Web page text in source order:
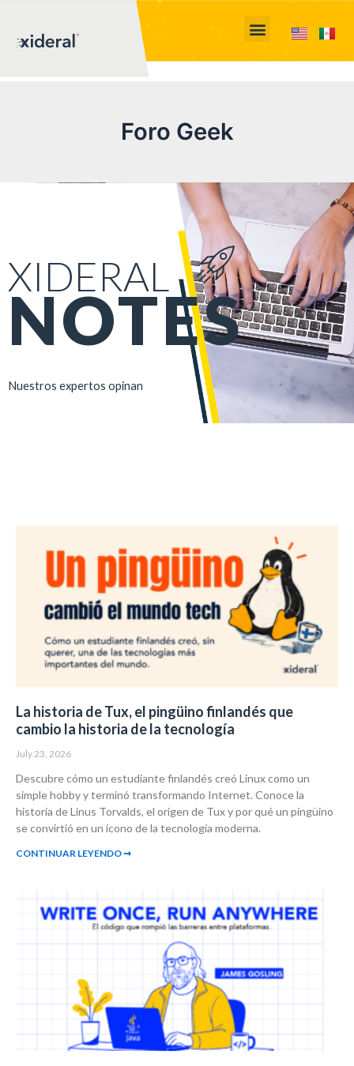
Foro Geek
XIDERAL
NOTES
Nuestros expertos opinan
La historia de Tux, el pingüino finlandés que
cambio la historia de la tecnología
July 23, 2026
Descubre cómo un estudiante finlandés creó Linux como un
simple hobby y terminó transformando Internet. Conoce la
historia de Linus Torvalds, el origen de Tux y por qué un pingüino
se convirtió en un ícono de la tecnología moderna.
CONTINUAR LEYENDO ➞